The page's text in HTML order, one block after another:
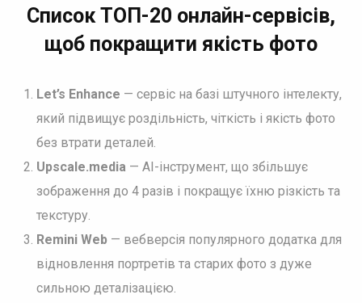
Список ТОП-20 онлайн-сервісів,
щоб покращити якість фото
Let’s Enhance — сервіс на базі штучного інтелекту,
який підвищує роздільність, чіткість і якість фото
без втрати деталей.
Upscale.media — AI-інструмент, що збільшує
зображення до 4 разів і покращує їхню різкість та
текстуру.
Remini Web— вебверсія популярного додатка для
відновлення портретів та старих фото з дуже
сильною деталізацією.